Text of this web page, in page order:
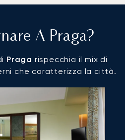
A Praga?
Praga rispecchia il mix di
che caratterizza la città.